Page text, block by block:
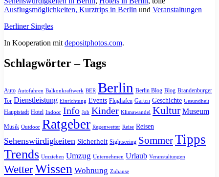
Ausflugsmöglichkeiten, Kurztrips in Berlin und Veranstaltungen
Berliner Singles
In Kooperation mit depositphotos.com.
Schlagwörter – Tags
Auto Autofahren Balkonkraftwerk BER Berlin Berlin Blog Blog Brandenburger
Tor Dienstleistung Einrichtung Events Flughafen Garten Geschichte Gesundheit
Hauptstadt Hotel Indoor Info Job Kinder Klimawandel Kultur Museum
Musik Outdoor Ratgeber Regenwetter Reise Reisen
Sehenswürdigkeiten Sicherheit Sightseeing SommerTipps
Trends Umziehen Umzug Unternehmen Urlaub Veranstaltungen
WetterWissen Wohnung Zuhause